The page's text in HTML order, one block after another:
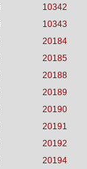
10342
10343
20184
20185
20188
20189
20190
20191
20192
20194